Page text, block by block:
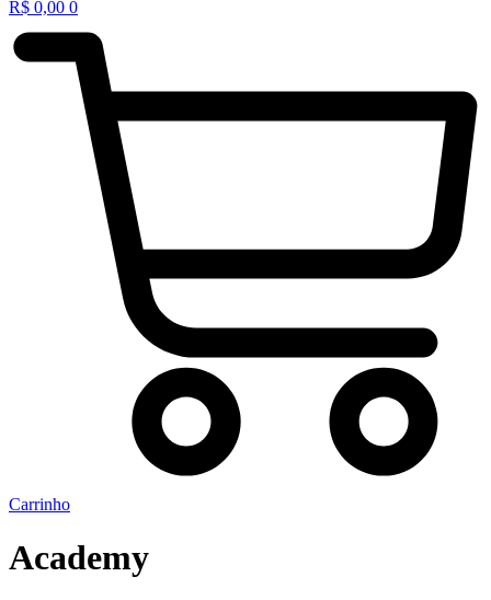
R$ 0,00 0
Carrinho
Academy